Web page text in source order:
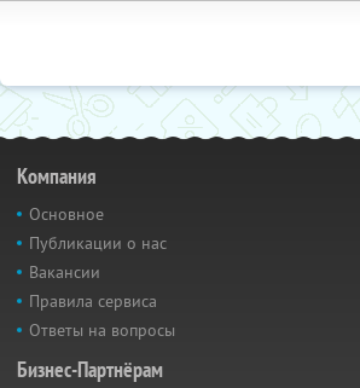
Компания
Основное
Публикации о нас
Вакансии
Правила сервиса
Ответы на вопросы
Бизнес-Партнёрам